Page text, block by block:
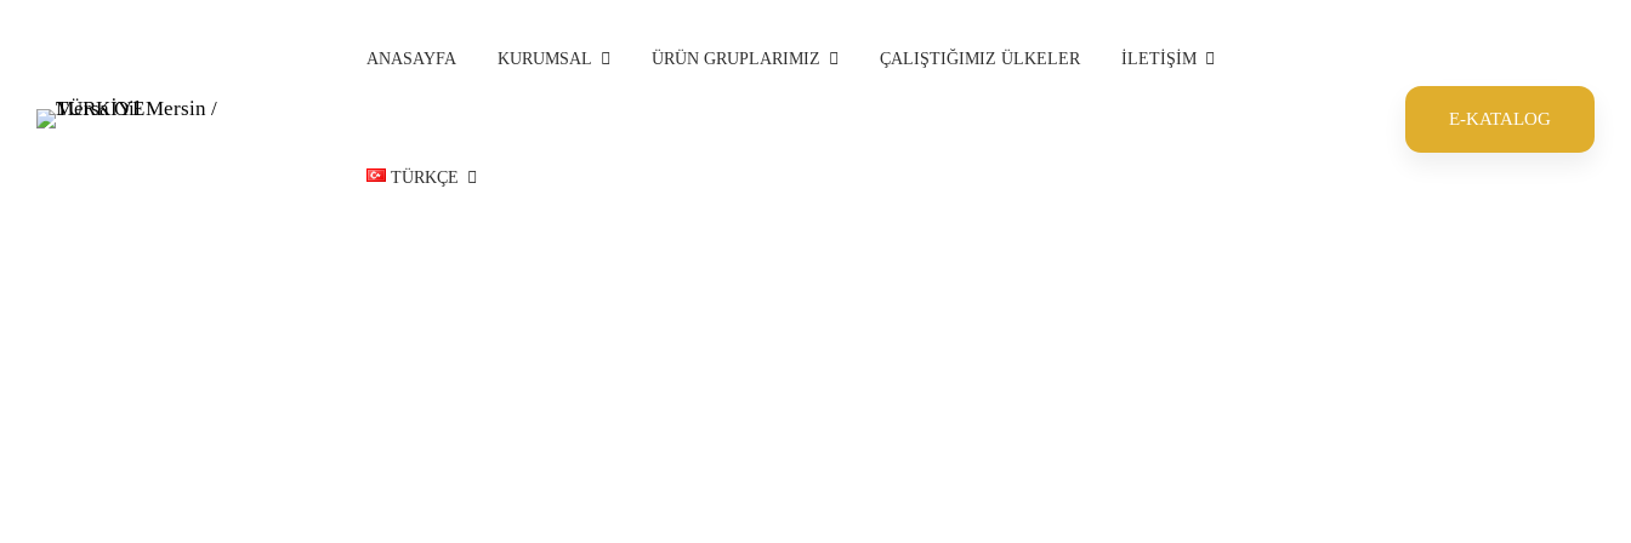
ANASAYFA KURUMSAL ÜRÜN GRUPLARIMIZ ÇALIŞTIĞIMIZ ÜLKELER İLETİŞİM
TÜRKÇE
E-KATALOG